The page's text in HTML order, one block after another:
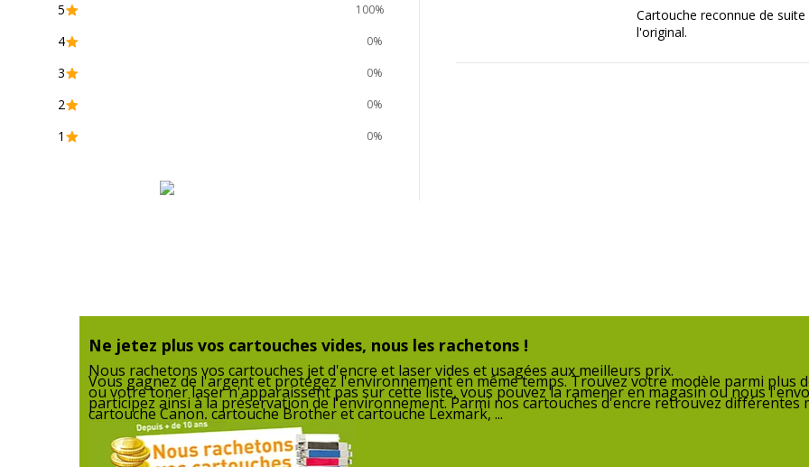
5 100%
4 0%
3 0%
2 0%
1 0%
Cartouche reconnue de
l'original.
Ne jetez plus vos cartouches vides, nous les rachetons !
Nous rachetons vos cartouches jet d'encre et laser vides et usagées aux meilleurs prix.
Vous gagnez de l'argent et protégez l'environnement en même temps. Trouvez votre modèle parmi plus
ou votre toner laser n'apparaissent pas sur cette liste, vous pouvez la ramener en magasin ou nous
participez ainsi à la préservation de l'environnement. Parmi nos cartouches d'encre retrouvez différentes
cartouche Canon, cartouche Brother et cartouche Lexmark, ...